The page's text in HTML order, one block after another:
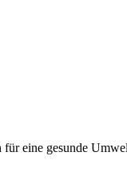
für eine gesunde